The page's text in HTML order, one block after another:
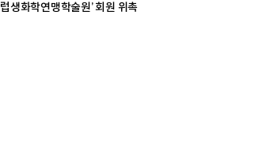
럽생화학연맹학술원’ 회원 위촉